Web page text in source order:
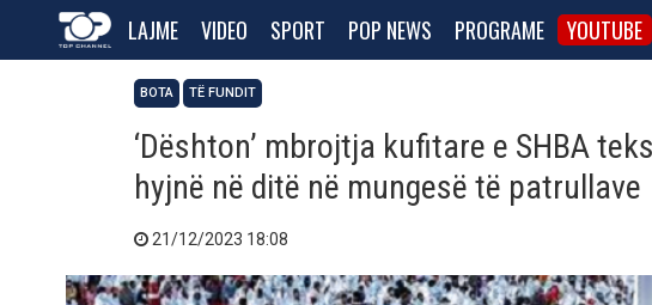
LAJME VIDEO SPORT POP NEWS PROGRAME YOUTUBE
BOTA TË FUNDIT
‘Dështon’ mbrojtja kufitare e SHBA
hyjnë në ditë në mungesë të patrullave
21/12/2023 18:08